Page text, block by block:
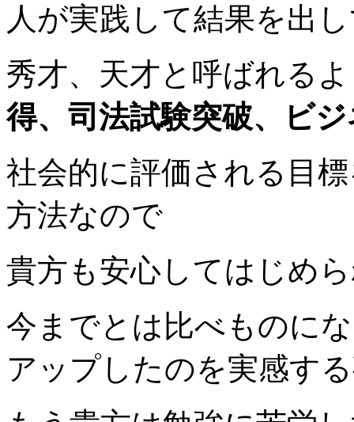
人が実践 して結果を出
秀才、天才と呼ばれる
得、司法試験突破、ビ
社会的に評価される目
方法なので
貴方も安心してはじめ
今までとは比べものに
アップしたのを実感す